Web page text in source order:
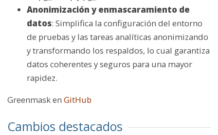
Anonimización y enmascaramiento de
datos: Simplifica la configuración del entorno
de pruebas y las tareas analíticas anonimizando
y transformando los respaldos, lo cual garantiza
datos coherentes y seguros para una mayor
rapidez.
Greenmask en GitHub
Cambios destacados